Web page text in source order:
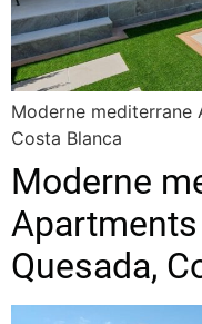
Moderne mediterrane
Costa Blanca
Moderne
Quesada,